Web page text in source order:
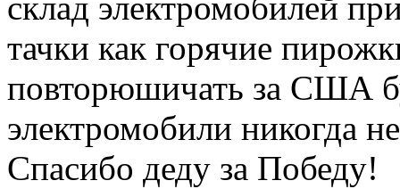
склад электромобилей
тачки как горячие
повторюшичать за США
электромобили никогда
Спасибо деду за Победу!